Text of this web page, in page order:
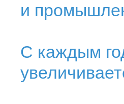
и
C каждым